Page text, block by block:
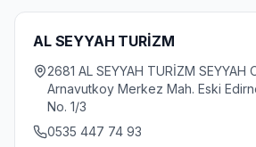
AL SEYYAH TURİZM
2681 AL SEYYAH TURİZM SEYYAH
Arnavutkoy Merkez Mah. Eski
No. 1/3
0535 447 74 93